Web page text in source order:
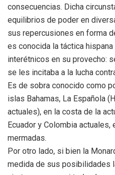
consecuencias. Dicha
equilibrios de poder en
sus repercusiones en forma
es conocida la táctica
interétnicos en su provecho:
se les incitaba a la lucha
Es de sobra conocido como
islas Bahamas, La Española
actuales), en la costa de la
Ecuador y Colombia actuales,
mermadas.
Por otro lado, si bien la
medida de sus posibilidades